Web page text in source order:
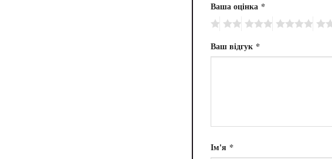
Ваша оцінка *
Ваш відгук *
Ім'я *